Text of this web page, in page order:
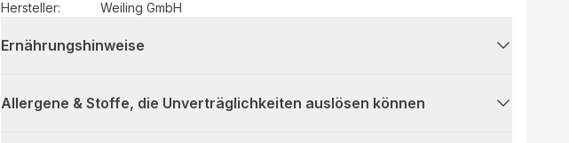
Hersteller: Weiling GmbH
Ernährungshinweise
Allergene & Stoffe, die Unverträglichkeiten auslösen können